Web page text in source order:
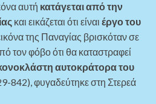
αυτή κατάγεται από την
και εικάζεται ότι είναι έργο του
της Παναγίας βρισκόταν σε
τον φόβο ότι θα καταστραφεί
αυτοκράτορα του
842), φυγαδεύτηκε στη Στερεά